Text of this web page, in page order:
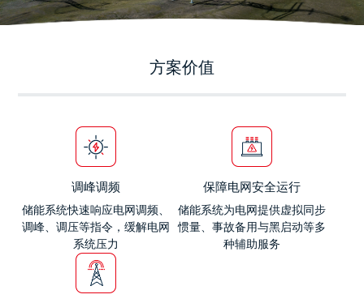
方案价值
调峰调频
储能系统快速响应电网调频、
调峰、调压等指令，缓解电网
系统压力
保障电网安全运行
储能系统为电网提供虚拟同步
惯量、事故备用与黑启动等多
种辅助服务